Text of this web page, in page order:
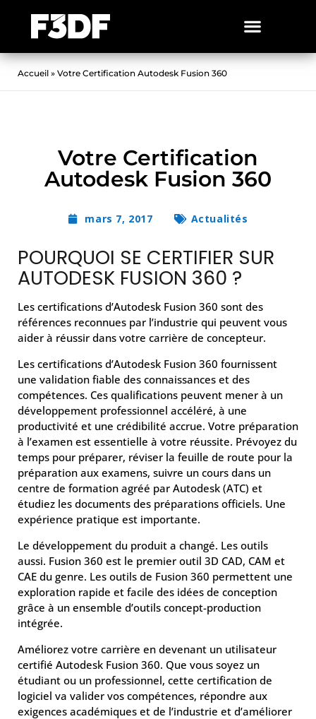
Accueil » Votre Certification Autodesk Fusion 360
Votre Certification
Autodesk Fusion 360
mars 7, 2017 Actualités
POURQUOI SE CERTIFIER SUR
AUTODESK FUSION 360 ?
Les certifications d’Autodesk Fusion 360 sont des
références reconnues par l’industrie qui peuvent vous
aider à réussir dans votre carrière de concepteur.
Les certifications d’Autodesk Fusion 360 fournissent
une validation fiable des connaissances et des
compétences. Ces qualifications peuvent mener à un
développement professionnel accéléré, à une
productivité et une crédibilité accrue. Votre préparation
à l’examen est essentielle à votre réussite. Prévoyez du
temps pour préparer, réviser la feuille de route pour la
préparation aux examens, suivre un cours dans un
centre de formation agréé par Autodesk (ATC) et
étudiez les documents des préparations officiels. Une
expérience pratique est importante.
Le développement du produit a changé. Les outils
aussi. Fusion 360 est le premier outil 3D CAD, CAM et
CAE du genre. Les outils de Fusion 360 permettent une
exploration rapide et facile des idées de conception
grâce à un ensemble d’outils concept-production
intégrée.
Améliorez votre carrière en devenant un utilisateur
certifié Autodesk Fusion 360. Que vous soyez un
étudiant ou un professionnel, cette certification de
logiciel va valider vos compétences, répondre aux
exigences académiques et de l’industrie et d’améliorer